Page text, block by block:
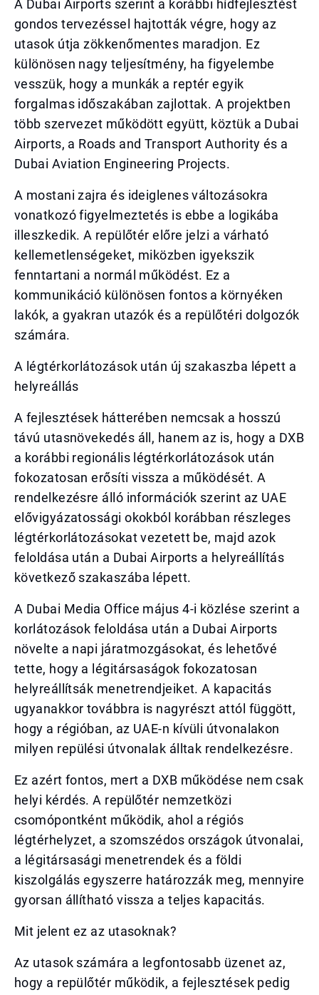
A Dubai Airports szerint a korábbi hídfejlesztést
gondos tervezéssel hajtották végre, hogy az
utasok útja zökkenőmentes maradjon. Ez
különösen nagy teljesítmény, ha figyelembe
vesszük, hogy a munkák a reptér egyik
forgalmas időszakában zajlottak. A projektben
több szervezet működött együtt, köztük a Dubai
Airports, a Roads and Transport Authority és a
Dubai Aviation Engineering Projects.
A mostani zajra és ideiglenes változásokra
vonatkozó figyelmeztetés is ebbe a logikába
illeszkedik. A repülőtér előre jelzi a várható
kellemetlenségeket, miközben igyekszik
fenntartani a normál működést. Ez a
kommunikáció különösen fontos a környéken
lakók, a gyakran utazók és a repülőtéri dolgozók
számára.
A légtérkorlátozások után új szakaszba lépett a
helyreállás
A fejlesztések hátterében nemcsak a hosszú
távú utasnövekedés áll, hanem az is, hogy a DXB
a korábbi regionális légtérkorlátozások után
fokozatosan erősíti vissza a működését. A
rendelkezésre álló információk szerint az UAE
elővigyázatossági okokból korábban részleges
légtérkorlátozásokat vezetett be, majd azok
feloldása után a Dubai Airports a helyreállítás
következő szakaszába lépett.
A Dubai Media Office május 4-i közlése szerint a
korlátozások feloldása után a Dubai Airports
növelte a napi járatmozgásokat, és lehetővé
tette, hogy a légitársaságok fokozatosan
helyreállítsák menetrendjeiket. A kapacitás
ugyanakkor továbbra is nagyrészt attól függött,
hogy a régióban, az UAE-n kívüli útvonalakon
milyen repülési útvonalak álltak rendelkezésre.
Ez azért fontos, mert a DXB működése nem csak
helyi kérdés. A repülőtér nemzetközi
csomópontként működik, ahol a régiós
légtérhelyzet, a szomszédos országok útvonalai,
a légitársasági menetrendek és a földi
kiszolgálás egyszerre határozzák meg, mennyire
gyorsan állítható vissza a teljes kapacitás.
Mit jelent ez az utasoknak?
Az utasok számára a legfontosabb üzenet az,
hogy a repülőtér működik, a fejlesztések pedig